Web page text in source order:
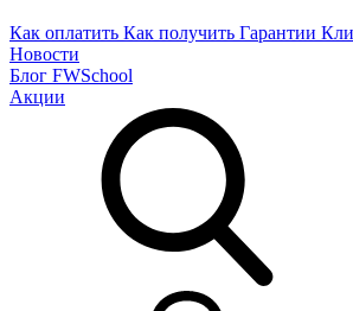
Как оплатить Как получить Гарантии
Новости
Блог FWSchool
Акции